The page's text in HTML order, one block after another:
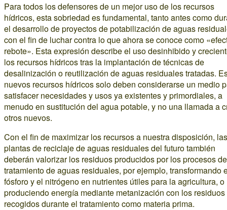
Para todos los defensores de un mejor uso de los recursos
hídricos, esta sobriedad es fundamental, tanto antes como
el desarrollo de proyectos de potabilización de aguas
con el fin de luchar contra lo que ahora se conoce como
rebote». Esta expresión describe el uso desinhibido y
los recursos hídricos tras la implantación de técnicas de
desalinización o reutilización de aguas residuales tratadas.
nuevos recursos hídricos solo deben considerarse un medio
satisfacer necesidades y usos ya existentes y primordiales, a
menudo en sustitución del agua potable, y no una llamada a
otros nuevos.
Con el fin de maximizar los recursos a nuestra disposición, las
plantas de reciclaje de aguas residuales del futuro también
deberán valorizar los residuos producidos por los procesos de
tratamiento de aguas residuales, por ejemplo, transformando
fósforo y el nitrógeno en nutrientes útiles para la agricultura, o
produciendo energía mediante metanización con los residuos
recogidos durante el tratamiento como materia prima.